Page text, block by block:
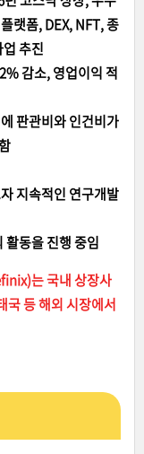
랫폼, DEX, NFT, 종
추진
감소, 영업이익 적
판관비와 인건비가
지속적인 연구개발
활동을 진행 중임
는 국내 상장사
국 등 해외 시장에서